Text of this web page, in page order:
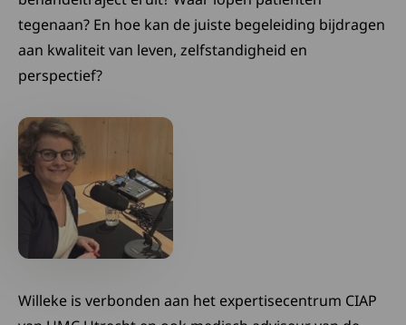
tegenaan? En hoe kan de juiste begeleiding bijdragen
aan kwaliteit van leven, zelfstandigheid en
perspectief?
Willeke is verbonden aan het expertisecentrum CIAP